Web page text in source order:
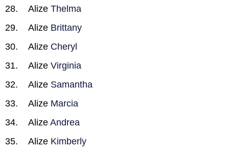
Alize Thelma
Alize Brittany
Alize Cheryl
Alize Virginia
Alize Samantha
Alize Marcia
Alize Andrea
Alize Kimberly